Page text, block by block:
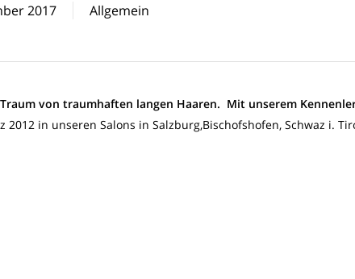
2017 Allgemein
von traumhaften langen Haaren. Mit unserem
2012 in unseren Salons in Salzburg,Bischofshofen, Schwaz i.